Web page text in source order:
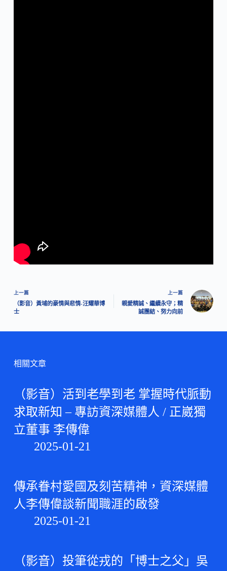
上一篇
（影音）黃埔的豪情與悲情-汪耀華博
士
上一篇
親愛精誠、繼續永守；精
誠團結、努力向前
相關文章
（影音）活到老學到老 掌握時代脈動
求取新知 – 專訪資深媒體人 / 正崴獨
立董事 李傳偉
2025-01-21
傳承眷村愛國及刻苦精神，資深媒體
人李傳偉談新聞職涯的啟發
2025-01-21
（影音）投筆從戎的「博士之父」吳